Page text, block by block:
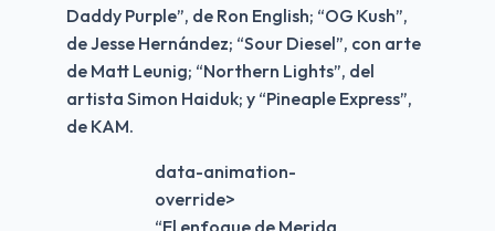
Daddy Purple”, de Ron English; “OG Kush”,
de Jesse Hernández; “Sour Diesel”, con arte
de Matt Leunig; “Northern Lights”, del
artista Simon Haiduk; y “Pineaple Express”,
de KAM.
data-animation-
override>
“El enfoque de Merida